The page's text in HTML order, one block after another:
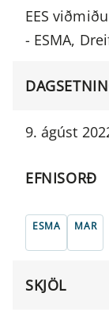
EES
- ESMA,
9. ágúst
EFNISORÐ
ESMA MAR
SKJÖL